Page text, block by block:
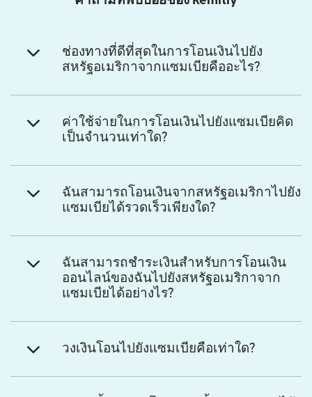
ช่องทางที่ดีที่สุดในการโอนเงินไปยัง
สหรัฐอเมริกาจากแซมเบียคืออะไร?
ค่าใช้จ่ายในการโอนเงินไปยังแซมเบียคิด
เป็นจำนวนเท่าใด?
ฉันสามารถโอนเงินจากสหรัฐอเมริกาไปยัง
แซมเบียได้รวดเร็วเพียงใด?
ฉันสามารถชำระเงินสำหรับการโอนเงิน
ออนไลน์ของฉันไปยังสหรัฐอเมริกาจาก
แซมเบียได้อย่างไร?
วงเงินโอนไปยังแซมเบียคือเท่าใด?